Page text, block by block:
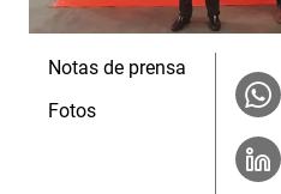
Notas de prensa
Fotos